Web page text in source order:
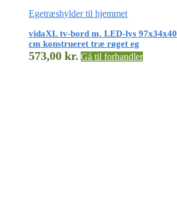
Egetræshylder til hjemmet
vidaXL tv-bord m. LED-lys 97x34x40
cm konstrueret træ røget eg
573,00 kr. Gå til forhandler